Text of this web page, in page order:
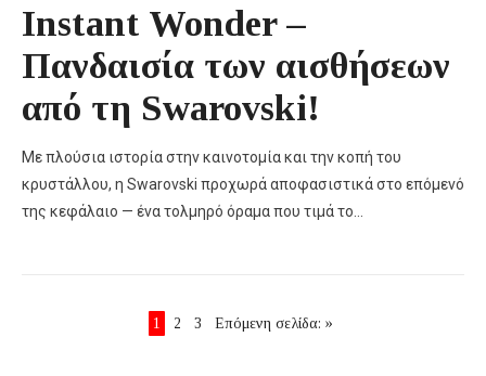
Instant Wonder –
Πανδαισία των αισθήσεων
από τη Swarovski!
Με πλούσια ιστορία στην καινοτομία και την κοπή του
κρυστάλλου, η Swarovski προχωρά αποφασιστικά στο επόμενό
της κεφάλαιο — ένα τολμηρό όραμα που τιμά το…
1 2 3 Επόμενη σελίδα: »